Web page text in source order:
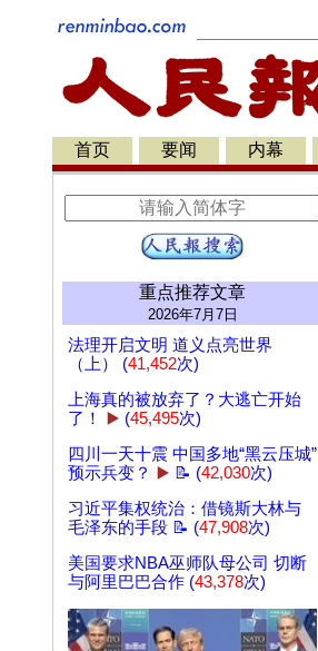
首页 要闻 内幕
重点推荐文章
2026年7月7日
法理开启文明 道义点亮世界
（上） (41,452次)
上海真的被放弃了？大逃亡开始
了！
▶️ (45,495次)
四川一天十震 中国多地“黑云压城”
预示兵变？
▶️ 📝 (42,030次)
习近平集权统治：借镜斯大林与
毛泽东的手段 📝 (47,908次)
美国要求NBA巫师队母公司 切断
与阿里巴巴合作 (43,378次)